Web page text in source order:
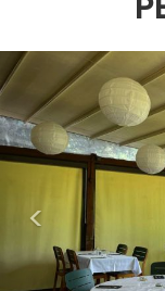
<